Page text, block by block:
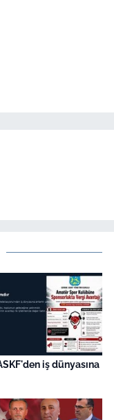
iş dünyasına